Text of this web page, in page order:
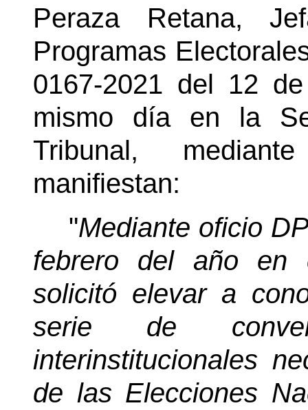
Peraza Retana,
Programas
0167-2021 del 12
mismo día en la
Tribunal,
manifiestan:
"Mediante oficio
febrero del año en
solicitó elevar a
serie de
interinstitucionales
de las Elecciones